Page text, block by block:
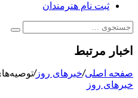
ثبت نام هنرمندان
اخبار مرتبط
صفحه اصلی/خبرهای روز/
خبرهای روز